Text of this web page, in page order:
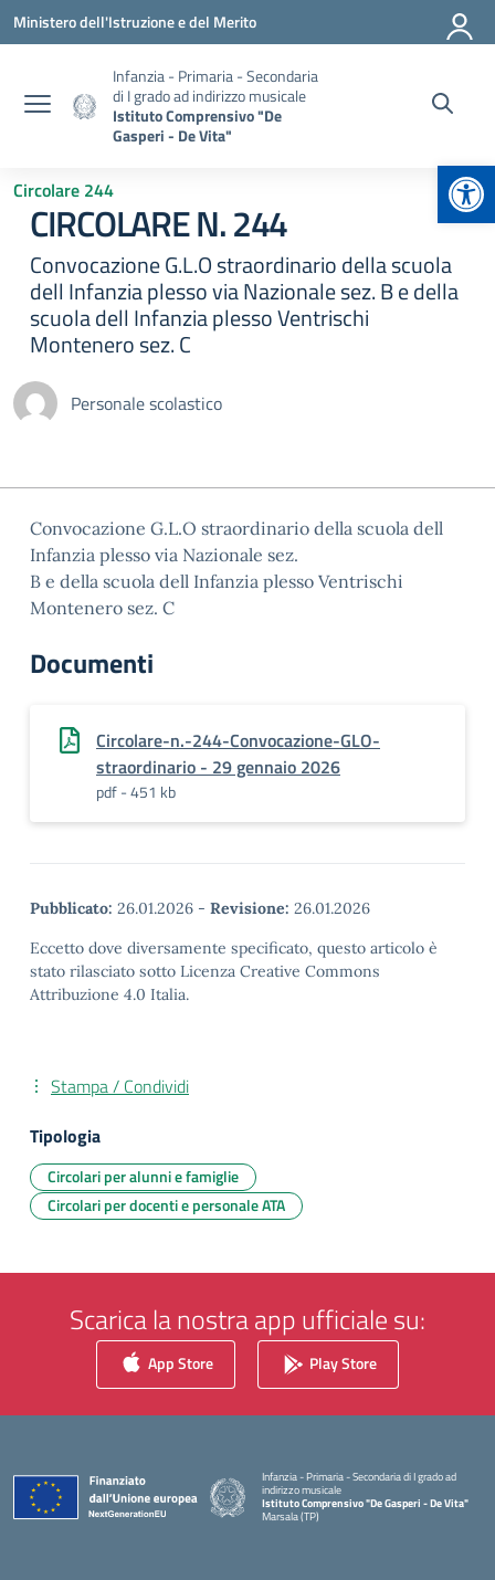
Vai ai contenuti
Vai al menu di navigazione
Vai al footer
Ministero dell'Istruzione e del Merito
Infanzia - Primaria - Secondaria
di I grado ad indirizzo musicale
Istituto Comprensivo "De
Gasperi - De Vita"
Circolare 244
CIRCOLARE N. 244
Convocazione G.L.O straordinario della scuola
dell Infanzia plesso via Nazionale sez. B e della
scuola dell Infanzia plesso Ventrischi
Montenero sez. C
Personale scolastico
Convocazione G.L.O straordinario della scuola dell
Infanzia plesso via Nazionale sez.
B e della scuola dell Infanzia plesso Ventrischi
Montenero sez. C
Documenti
Circolare-n.-244-Convocazione-GLO-
straordinario - 29 gennaio 2026
pdf - 451 kb
Pubblicato: 26.01.2026 - Revisione: 26.01.2026
Eccetto dove diversamente specificato, questo articolo è
stato rilasciato sotto Licenza Creative Commons
Attribuzione 4.0 Italia.
Stampa / Condividi
Tipologia
Circolari per alunni e famiglie
Circolari per docenti e personale ATA
Scarica la nostra app ufficiale su:
App Store Play Store
Infanzia - Primaria - Secondaria di I grado ad
indirizzo musicale
Istituto Comprensivo "De Gasperi - De Vita"
Marsala (TP)